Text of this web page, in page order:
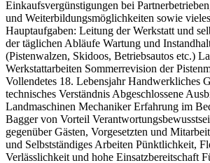
Einkaufsvergünstigungen bei
und Weiterbildungsmöglichkeiten sowie
Hauptaufgaben: Leitung der Werkstatt und
der täglichen Abläufe Wartung und
(Pistenwalzen, Skidoos, Betriebsautos etc.)
Werkstattarbeiten Sommerrevision der
Vollendetes 18. Lebensjahr Handwerkliches
technisches Verständnis Abgeschlossene
Landmaschinen Mechaniker Erfahrung im
Bagger von Vorteil
gegenüber Gästen, Vorgesetzten und
und Selbstständiges Arbeiten Pünktlichkeit,
Verlässlichkeit und hohe Einsatzbereitschaft